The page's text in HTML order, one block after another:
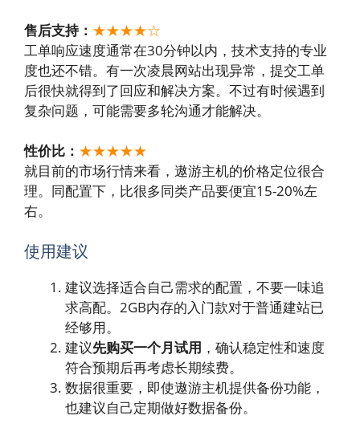
售后支持： ★★★★☆
工单响应速度通常在30分钟以内，技术支持的专业
度也还不错。有一次凌晨网站出现异常，提交工单
后很快就得到了回应和解决方案。不过有时候遇到
复杂问题，可能需要多轮沟通才能解决。
性价比： ★★★★★
就目前的市场行情来看，遨游主机的价格定位很合
理。同配置下，比很多同类产品要便宜15-20%左
右。
使用建议
建议选择适合自己需求的配置，不要一味追
求高配。2GB内存的入门款对于普通建站已
经够用。
建议先购买一个月试用 ，确认稳定性和速度
符合预期后再考虑长期续费。
数据很重要，即使遨游主机提供备份功能，
也建议自己定期做好数据备份。